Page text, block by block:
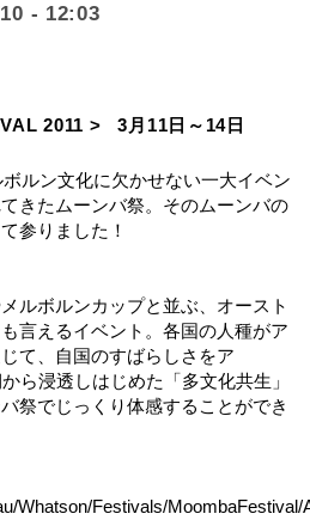
- 12:03
2011 >3月11日～14日
ルン文化に欠かせない一大イベン
きたムーンバ祭。そのムーンバの
参りました！
ルボルンカップと並ぶ、オースト
言えるイベント。各国の人種がア
て、自国のすばらしさをア
ら浸透しはじめた「多文化共生」
祭でじっくり体感することができ
Whatson/Festivals/